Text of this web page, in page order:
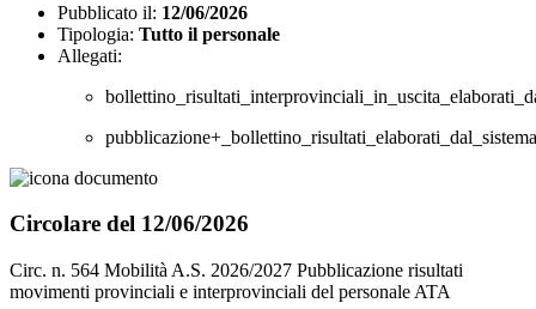
Pubblicato il: 12/06/2026
Tipologia: Tutto il personale
Allegati:
Circolare del 12/06/2026
Circ. n. 564 Mobilità A.S. 2026/2027 Pubblicazione risultati
movimenti provinciali e interprovinciali del personale ATA